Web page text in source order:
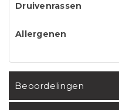
Druivenrassen
Allergenen
Beoordelingen